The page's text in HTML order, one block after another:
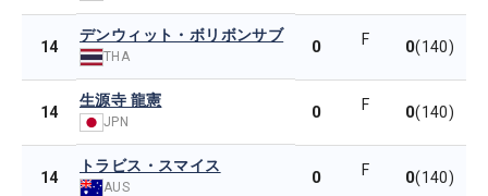
14
デンウィット・ボリボンサブ
THA 0 F 0(140)
14
生源寺 龍憲
JPN 0 F 0(140)
14
トラビス・スマイス
AUS 0 F 0(140)